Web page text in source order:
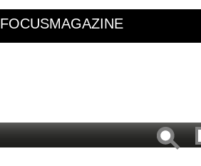
FOCUSMAGAZINE